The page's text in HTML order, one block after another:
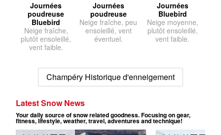
Journées
poudreuse
Bluebird
Neige fraîche,
plutôt ensoleillé,
vent faible.
Journées
poudreuse
Neige fraîche, peu
ensoleillé, vent
éventuel.
Journées
Bluebird
Neige moyenne,
plutôt ensoleillé,
vent faible.
Champéry Historique d'enneigement